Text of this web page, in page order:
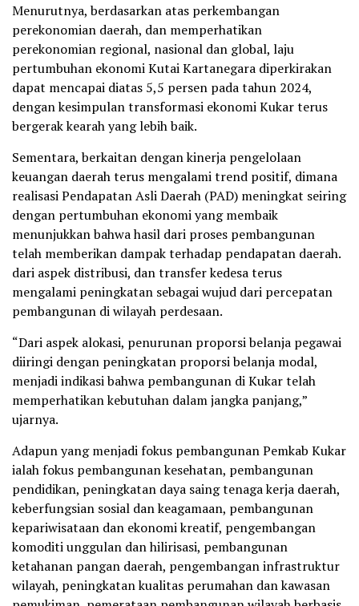
Menurutnya, berdasarkan atas perkembangan
perekonomian daerah, dan memperhatikan
perekonomian regional, nasional dan global, laju
pertumbuhan ekonomi Kutai Kartanegara diperkirakan
dapat mencapai diatas 5,5 persen pada tahun 2024,
dengan kesimpulan transformasi ekonomi Kukar terus
bergerak kearah yang lebih baik.
Sementara, berkaitan dengan kinerja pengelolaan
keuangan daerah terus mengalami trend positif, dimana
realisasi Pendapatan Asli Daerah (PAD) meningkat seiring
dengan pertumbuhan ekonomi yang membaik
menunjukkan bahwa hasil dari proses pembangunan
telah memberikan dampak terhadap pendapatan daerah.
dari aspek distribusi, dan transfer kedesa terus
mengalami peningkatan sebagai wujud dari percepatan
pembangunan di wilayah perdesaan.
“Dari aspek alokasi, penurunan proporsi belanja pegawai
diiringi dengan peningkatan proporsi belanja modal,
menjadi indikasi bahwa pembangunan di Kukar telah
memperhatikan kebutuhan dalam jangka panjang,”
ujarnya.
Adapun yang menjadi fokus pembangunan Pemkab Kukar
ialah fokus pembangunan kesehatan, pembangunan
pendidikan, peningkatan daya saing tenaga kerja daerah,
keberfungsian sosial dan keagamaan, pembangunan
kepariwisataan dan ekonomi kreatif, pengembangan
komoditi unggulan dan hilirisasi, pembangunan
ketahanan pangan daerah, pengembangan infrastruktur
wilayah, peningkatan kualitas perumahan dan kawasan